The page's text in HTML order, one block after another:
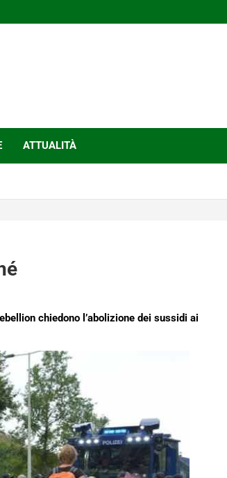
ATTUALITÀ
chiedono l’abolizione dei sussidi ai